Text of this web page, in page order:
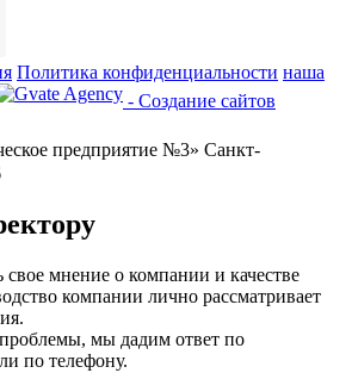
Политика конфиденциальности наша
- Создание сайтов
предприятие №3» Санкт-
мнение о компании и качестве
компании лично рассматривает
мы дадим ответ по
по телефону.